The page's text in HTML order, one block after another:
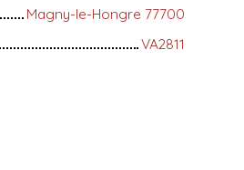
Magny-le-Hongre 77700
VA2811